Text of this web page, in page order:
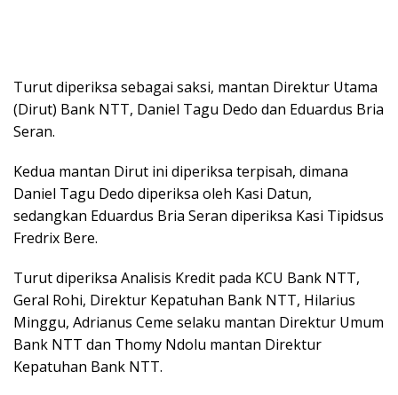
Turut diperiksa sebagai saksi, mantan Direktur Utama
(Dirut) Bank NTT, Daniel Tagu Dedo dan Eduardus Bria
Seran.
Kedua mantan Dirut ini diperiksa terpisah, dimana
Daniel Tagu Dedo diperiksa oleh Kasi Datun,
sedangkan Eduardus Bria Seran diperiksa Kasi Tipidsus
Fredrix Bere.
Turut diperiksa Analisis Kredit pada KCU Bank NTT,
Geral Rohi, Direktur Kepatuhan Bank NTT, Hilarius
Minggu, Adrianus Ceme selaku mantan Direktur Umum
Bank NTT dan Thomy Ndolu mantan Direktur
Kepatuhan Bank NTT.